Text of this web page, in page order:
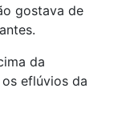
gostava de
da
eflúvios da